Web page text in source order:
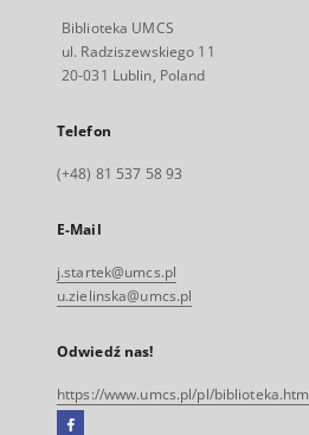
Biblioteka UMCS
ul. Radziszewskiego 11
20-031 Lublin, Poland
Telefon
(+48) 81 537 58 93
E-Mail
j.startek@umcs.pl
u.zielinska@umcs.pl
Odwiedź nas!
https://www.umcs.pl/pl/biblioteka.htm
Facebook